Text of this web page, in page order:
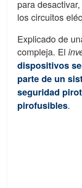
para
los circuitos
Explicado de
compleja. El
dispositivos
parte de un
seguridad
pirofusibles.